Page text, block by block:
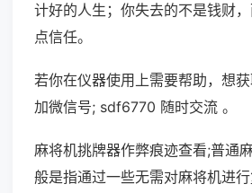
计好的人生；你失去的不是钱财
点信任。
若你在仪器使用上需要帮助，想
加微信号; sdf6770 随时交流 。
麻将机挑牌器作弊痕迹查看;普通
般是指通过一些无需对麻将机进